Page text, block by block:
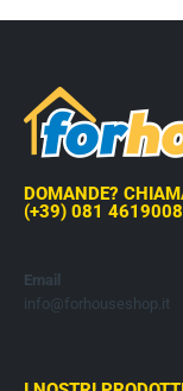
DOMANDE?
(+39) 081 4619008
Email
info@forhouseshop.it